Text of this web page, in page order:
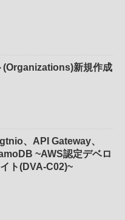
(Organizations)新規作成
、API Gateway、
~AWS認定デベロ
ト(DVA-C02)~